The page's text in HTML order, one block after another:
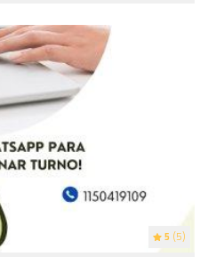
5 (5)